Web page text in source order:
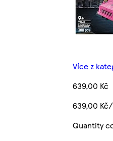
Více z
639,00 Kč
639,00
Quantity